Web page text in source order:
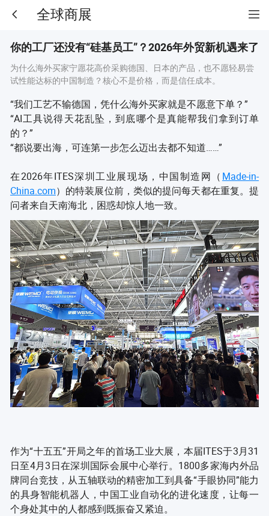
全球商展
你的工厂还没有“硅基员工”？2026年外贸新机遇来了
为什么海外买家宁愿花高价采购德国、日本的产品，也不愿轻易尝
试性能达标的中国制造？核心不是价格，而是信任成本。
“我们工艺不输德国，凭什么海外买家就是不愿意下单？”
“AI工具说得天花乱坠，到底哪个是真能帮我们拿到订单
的？”
“都说要出海，可连第一步怎么迈出去都不知道……”
在2026年ITES深圳工业展现场，中国制造网（ Made-in-
China.com）的特装展位前，类似的提问每天都在重复。提
问者来自天南海北，困惑却惊人地一致。
作为“十五五”开局之年的首场工业大展，本届ITES于3月31
日至4月3日在深圳国际会展中心举行。1800多家海内外品
牌同台竞技，从五轴联动的精密加工到具备“手眼协同”能力
的具身智能机器人，中国工业自动化的进化速度，让每一
个身处其中的人都感到既振奋又紧迫。